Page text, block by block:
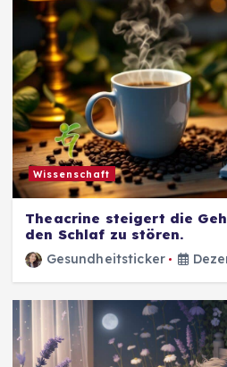
Wissenschaft
Theacrine steigert die
den Schlaf zu stören.
Gesundheitsticker